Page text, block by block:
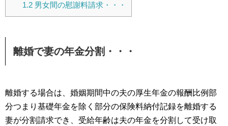
1.2男女間の慰謝料請求・・・
離婚で妻の年金分割・・・
離婚する場合は、婚姻期間中の夫の厚生年金の報酬比例部
分つまり基礎年金を除く部分の保険料納付記録を離婚する
妻が分割請求でき、受給年齢は夫の年金を分割して受け取